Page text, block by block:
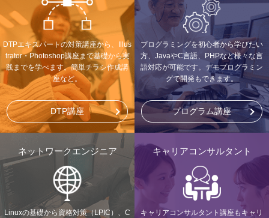
DTPエキスパートの対策講座から、Illus
trator・Photoshop講座まで基礎から実
践までを学べます。簡単チラシ作成講
座など。
DTP講座
プログラミングを初心者から学びたい
方、JavaやC言語、PHPなど様々な言
語対応が可能です。デモプログラミン
グで開発もできます。
プログラム講座
ネットワークエンジニア
Linuxの基礎から資格対策（LPIC）、C
キャリアコンサルタント
キャリアコンサルタント講座もキャリ